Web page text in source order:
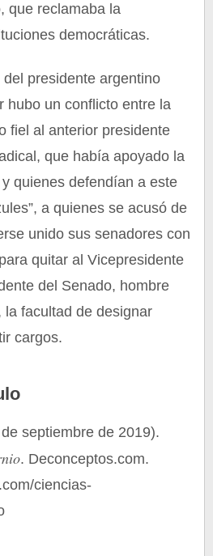
que reclamaba la
democráticas.
presidente argentino
hubo un conflicto entre la
fiel al anterior presidente
que había apoyado la
quienes defendían a este
a quienes se acusó de
unido sus senadores con
quitar al Vicepresidente
del Senado, hombre
facultad de designar
cargos.
septiembre de 2019).
. Deconceptos.com.
ciencias-